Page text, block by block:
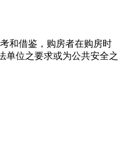
和借鉴，购房者在购房时
单位之要求或为公共安全之